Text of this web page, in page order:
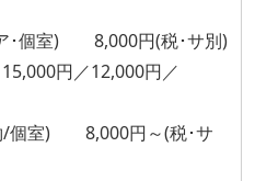
･個室) 8,000円(税･サ別)
円／12,000円／
/個室) 8,000円～(税･サ